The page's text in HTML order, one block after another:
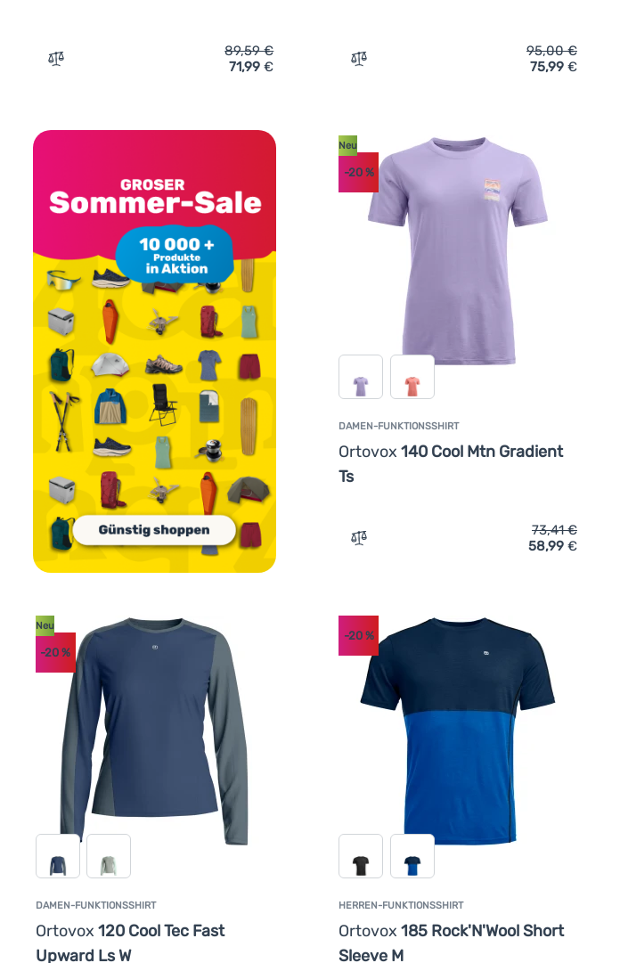
120 Cool Tec Mtn Stripe Ts W' hinzufügen
Zum Vergleich 'Damen-Funktionsshirt Ortovox 150 Cool Clean Ts W' hinzufügen
89,59€
71,99€ Zum Vergleich 'Damen-Funktionsshirt
95,00€
75,99 €
150 Cool Brand Ts W' hinzufügen
DAMEN-FUNKTIONSSHIRT
Ortovox140 Cool Mtn Gradient
Ts
Neu
-20%
Zum Vergleich 'Damen-Funktionsshirt
73,41€
58,99 €
DAMEN-FUNKTIONSSHIRT
Ortovox 120 Cool Tec Fast
Upward Ls W
Neu
-20 %
HERREN-FUNKTIONSSHIRT
Ortovox185 Rock'N'Wool Short
Sleeve M
-20%